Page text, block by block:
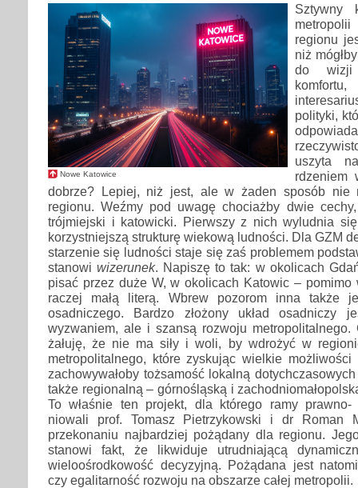
Nowe Katowice
Sztywny
regionu
niż
do wizji
polityki,
uszyta
rdzeniem
dobrze? Lepiej, niż jest, ale w żaden sposób
regionu. Weźmy pod uwagę chociażby dwie
trójmiejski i katowicki. Pierwszy z nich wyludnia
korzystniejszą strukturę wiekową ludności. Dla GZM
starzenie się ludności staje się zaś problemem
stanowiwizerunek. Napiszę to tak: w okolicach
pisać przez duże W, w okolicach Katowic – pomimo
raczej małą literą. Wbrew pozorom inna także
osadniczego. Bardzo złożony układ
wyzwaniem, ale i szansą rozwoju metropolitalnego.
żałuję, że nie ma siły i woli, by wdrożyć w
metropolitalnego, które zyskując wielkie możliwości
zachowywałoby tożsamość lokalną
także regionalną – górnośląską i
To właśnie ten projekt, dla którego ramy prawno-
niowali prof. Tomasz Pietrzykowski i dr Roman
przekonaniu najbardziej pożądany dla regionu.
stanowi fakt, że likwiduje utrudniającą
wieloośrodkowość decyzyjną. Pożądana jest
czy egalitarność rozwoju na obszarze całej metropolii.